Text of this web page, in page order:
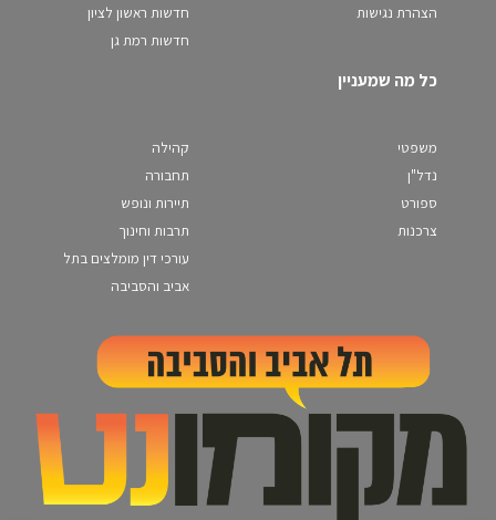
הצהרת נגישות
חדשות ראשון לציון
חדשות רמת גן
כל מה שמעניין
משפטי
נדל"ן
ספורט
צרכנות
קהילה
תחבורה
תיירות ונופש
תרבות וחינוך
עורכי דין מומלצים בתל
אביב והסביבה